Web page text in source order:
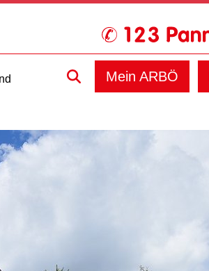
Mein ARBÖ